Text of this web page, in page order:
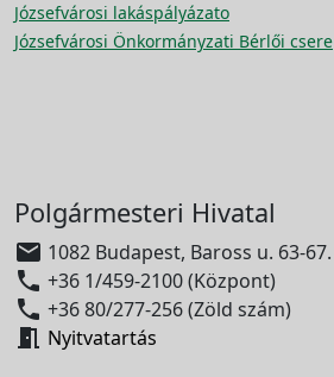
Józsefvárosi lakáspályázato
Józsefvárosi Önkormányzati Bérlői csere
Polgármesteri Hivatal
 1082 Budapest, Baross u. 63-67.
 +36 1/459-2100 (Központ)
 +36 80/277-256 (Zöld szám)
 Nyitvatartás